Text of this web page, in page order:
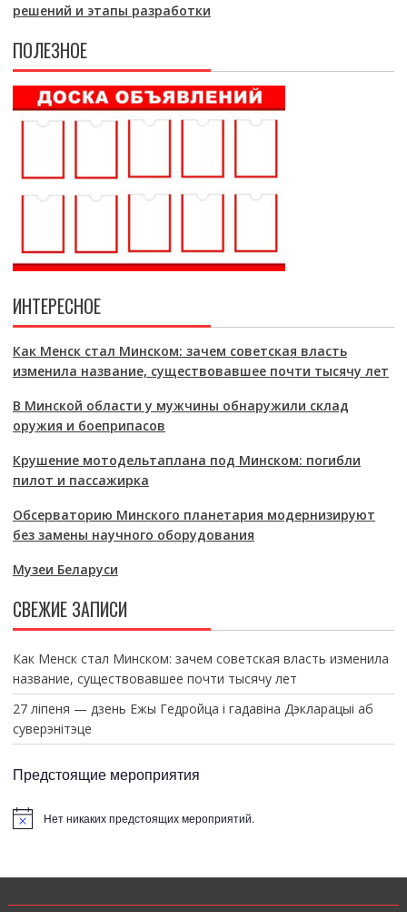
решений и этапы разработки
ПОЛЕЗНОЕ
ИНТЕРЕСНОЕ
Как Менск стал Минском: зачем советская власть
изменила название, существовавшее почти тысячу лет
В Минской области у мужчины обнаружили склад
оружия и боеприпасов
Крушение мотодельтаплана под Минском: погибли
пилот и пассажирка
Обсерваторию Минского планетария модернизируют
без замены научного оборудования
Музеи Беларуси
СВЕЖИЕ ЗАПИСИ
Как Менск стал Минском: зачем советская власть изменила
название, существовавшее почти тысячу лет
27 ліпеня — дзень Ежы Гедройца і гадавіна Дэкларацыі аб
суверэнітэце
Предстоящие мероприятия
т
Нет никаких предстоящих мероприятий.